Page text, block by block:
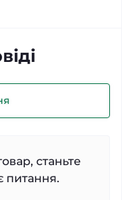
станьте
питання.